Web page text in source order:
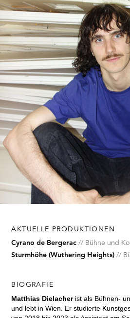
AKTUELLE PRODUKTIONEN
Cyrano de Bergerac
Bühne und
Sturmhöhe (Wuthering Heights)
BIOGRAFIE
Matthias Dielacher ist als Bühnen-
und lebt in Wien. Er studierte